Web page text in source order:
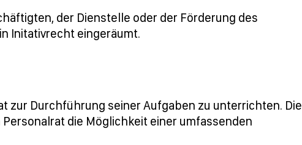
der Dienstelle oder der Förderung des
Initativrecht eingeräumt.
zur Durchführung seiner Aufgaben zu unterrichten. Die
die Möglichkeit einer umfassenden